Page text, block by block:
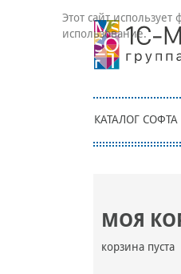
КАТАЛОГ СОФТА
МОЯ
корзина пуста
Этот сайт
использование.